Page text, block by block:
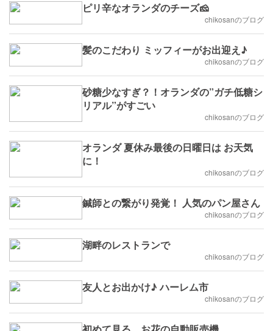
ピリ辛なオランダのチーズ🧀
chikosanのブログ
髪のこだわり ミッフィーがお出迎え♪
chikosanのブログ
砂糖少なすぎ？！オランダの”ガチ低糖シ
リアル”がすごい
chikosanのブログ
オランダ 夏休み最後の日曜日は お天気
に！
chikosanのブログ
鍼師との繋がり発覚！ 人気のパン屋さん
chikosanのブログ
湖畔のレストランで
chikosanのブログ
友人とお出かけ♪ ハーレム市
chikosanのブログ